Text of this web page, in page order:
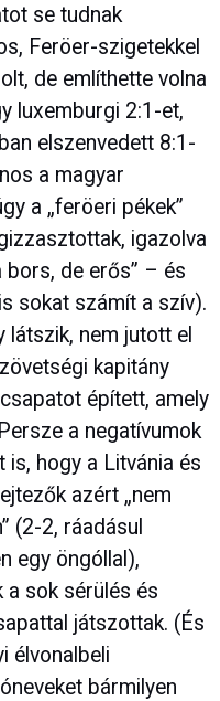
se tudnak
Feröer-szigetekkel
de említhette volna
luxemburgi 2:1-et,
elszenvedett 8:1-
a magyar
a „feröeri pékek”
igazolva
bors, de erős” – és
sokat számít a szív).
látszik, nem jutott el
kapitány
épített, amely
a negatívumok
is, hogy a Litvánia és
azért „nem
(2-2, ráadásul
egy öngóllal),
a sok sérülés és
játszottak. (És
élvonalbeli
bármilyen